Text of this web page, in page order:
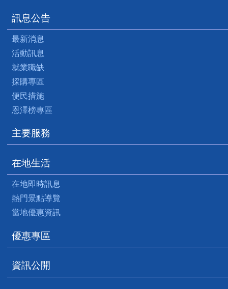
訊息公告
最新消息
活動訊息
就業職缺
採購專區
便民措施
恩澤榜專區
主要服務
在地生活
在地即時訊息
熱門景點導覽
當地優惠資訊
優惠專區
資訊公開